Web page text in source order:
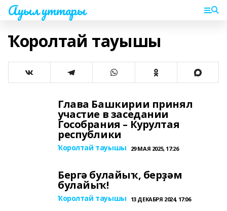
Ауыл уттары
Ҡоролтай тауышы
Глава Башкирии принял
участие в заседании
Гособрания – Курултая
республики
Ҡоролтай тауышы 29 МАЯ 2025, 17:26
Бергә булайыҡ, берҙәм
булайыҡ!
Ҡоролтай тауышы 13 ДЕКАБРЯ 2024, 17:06